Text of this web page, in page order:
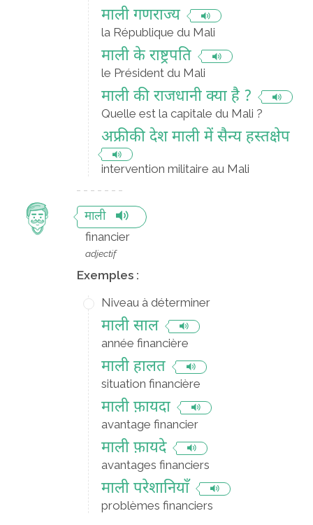
माली गणराज्य
la République du Mali
माली के राष्ट्रपति
le Président du Mali
माली की राजधानी क्या है ?
Quelle est la capitale du Mali ?
अफ्रीकी देश माली में सैन्य हस्तक्षेप
intervention militaire au Mali
माली
financier
adjectif
Exemples :
Niveau à déterminer
माली साल
année financière
माली हालत
situation financière
माली फ़ायदा
avantage financier
माली फ़ायदे
avantages financiers
माली परेशानियाँ
problèmes financiers